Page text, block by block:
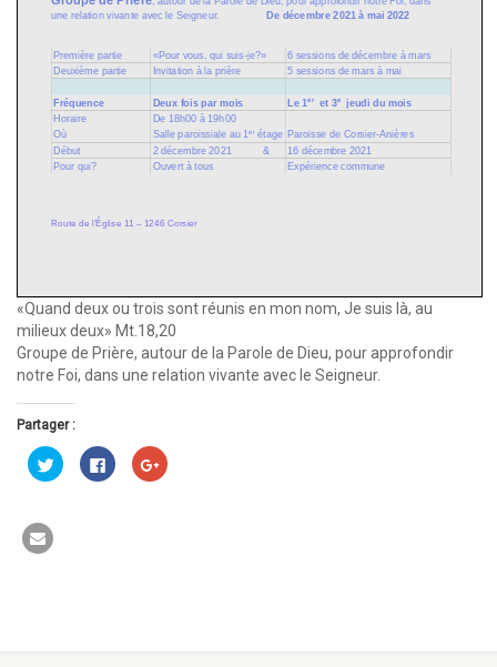
«Quand deux ou trois sont réunis en mon nom, Je suis là, au
milieux deux» Mt.18,20
Groupe de Prière, autour de la Parole de Dieu, pour approfondir
notre Foi, dans une relation vivante avec le Seigneur.
Partager :
Cliquez
pour
partager
Cliquez
pour
partager
Cliquez
pour